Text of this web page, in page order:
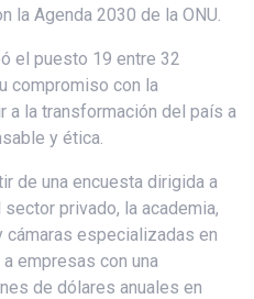
la Agenda 2030 de la ONU.
el puesto 19 entre 32
compromiso con la
la transformación del país a
y ética.
de una encuesta dirigida a
privado, la academia,
especializadas en
empresas con una
de dólares anuales en